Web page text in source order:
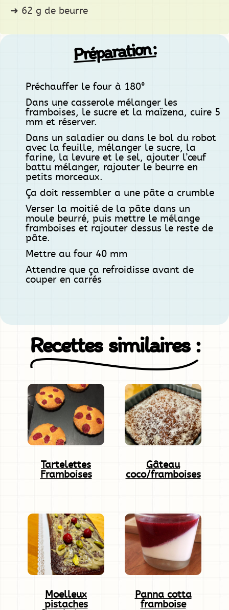
62 g de beurre
Préparation :
Préchauffer le four à 180°
Dans une casserole mélanger les
framboises, le sucre et la maïzena, cuire 5
mm et réserver.
Dans un saladier ou dans le bol du robot
avec la feuille, mélanger le sucre, la
farine, la levure et le sel, ajouter l’œuf
battu mélanger, rajouter le beurre en
petits morceaux.
Ça doit ressembler a une pâte a crumble
Verser la moitié de la pâte dans un
moule beurré, puis mettre le mélange
framboises et rajouter dessus le reste de
pâte.
Mettre au four 40 mm
Attendre que ça refroidisse avant de
couper en carrés
Recettes similaires :
Tartelettes
Framboises
Gâteau
coco/framboises
Moelleux
pistaches
Panna cotta
framboise